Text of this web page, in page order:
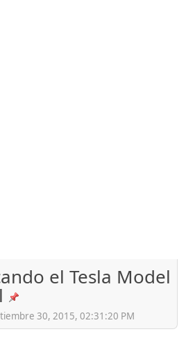
el Tesla Model
30, 2015, 02:31:20 PM